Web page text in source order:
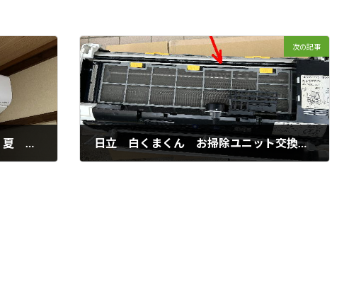
次の記事
日立 白くまくん お掃除ユニット交換 分解掃除 倉敷市茶屋町